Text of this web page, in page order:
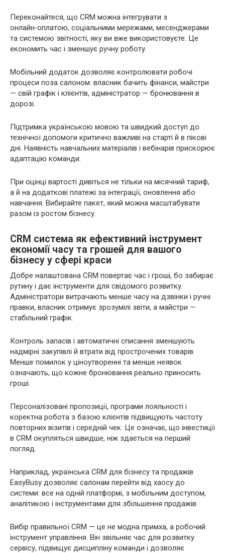
Переконайтеся, що CRM можна інтегрувати з
онлайн‑оплатою, соціальними мережами, месенджерами
та системою звітності, яку ви вже використовуєте. Це
економить час і зменшує ручну роботу.
Мобільний додаток дозволяє контролювати робочі
процеси поза салоном: власник бачить фінанси, майстри
— свій графік і клієнтів, адміністратор — бронювання в
дорозі.
Підтримка українською мовою та швидкий доступ до
технічної допомоги критично важливі на старті й в пікові
дні. Наявність навчальних матеріалів і вебінарів прискорює
адаптацію команди.
При оцінці вартості дивіться не тільки на місячний тариф,
а й на додаткові платежі за інтеграції, оновлення або
навчання. Вибирайте пакет, який можна масштабувати
разом із ростом бізнесу.
CRM система як ефективний інструмент
економії часу та грошей для вашого
бізнесу у сфері краси
Добре налаштована CRM повертає час і гроші, бо забирає
рутину і дає інструменти для свідомого розвитку.
Адміністратори витрачають менше часу на дзвінки і ручні
правки, власник отримує зрозумілі звіти, а майстри —
стабільний графік.
Контроль запасів і автоматичні списання зменшують
надмірні закупівлі й втрати від прострочених товарів.
Менше помилок у ціноутворенні та менше неявок
означають, що кожне бронювання реально приносить
гроші.
Персоналізовані пропозиції, програми лояльності і
коректна робота з базою клієнтів підвищують частоту
повторних візитів і середній чек. Це означає, що інвестиції
в CRM окупляться швидше, ніж здається на перший
погляд.
Наприклад, українська CRM для бізнесу та продажів
EasyBusy дозволяє салонам перейти від хаосу до
системи: все на одній платформі, з мобільним доступом,
аналітикою і інструментами для збільшення продажів.
Вибір правильної CRM — це не модна примха, а робочий
інструмент управління. Він звільняє час для розвитку
сервісу, підвищує дисципліну команди і дозволяє